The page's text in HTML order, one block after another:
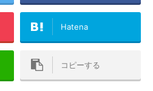
Hatena
コピーする